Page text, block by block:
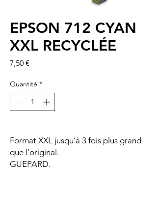
EPSON 712 CYAN
XXL RECYCLÉE
7,50 €
Quantité *
Format XXL jusqu'à 3 fois plus grand
que l'original.
GUEPARD.